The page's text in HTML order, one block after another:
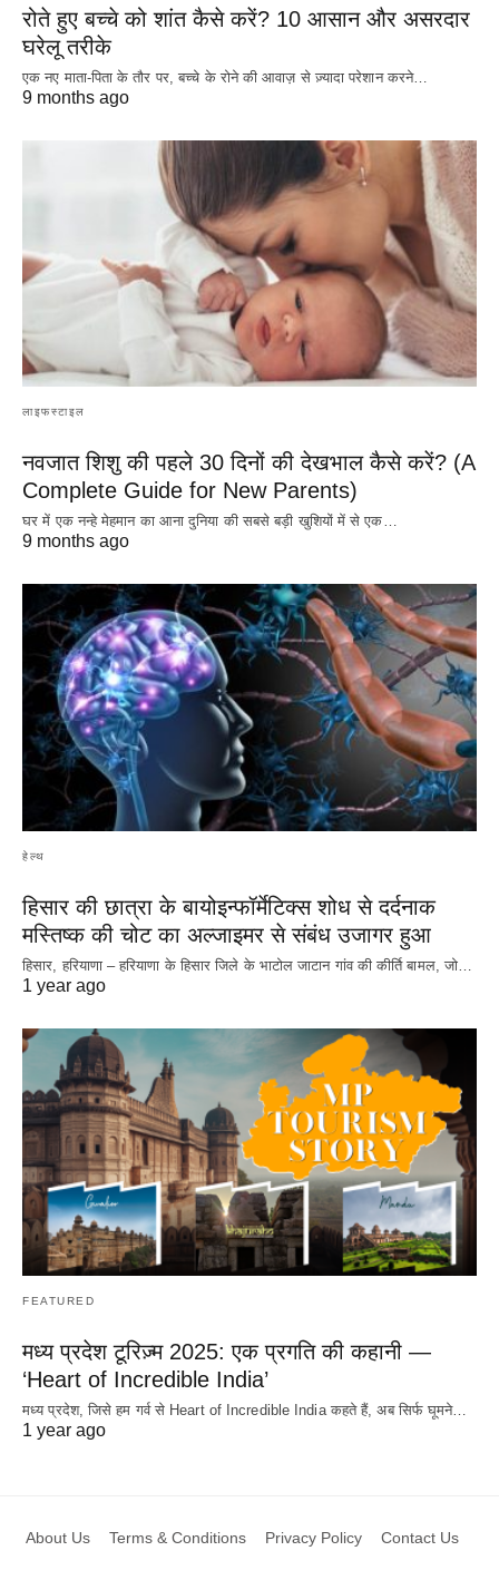
रोते हुए बच्चे को शांत कैसे करें? 10 आसान और असरदार
घरेलू तरीके
एक नए माता-पिता के तौर पर, बच्चे के रोने की आवाज़ से ज़्यादा परेशान करने…
9 months ago
लाइफस्टाइल
नवजात शिशु की पहले 30 दिनों की देखभाल कैसे करें? (A
Complete Guide for New Parents)
घर में एक नन्हे मेहमान का आना दुनिया की सबसे बड़ी खुशियों में से एक…
9 months ago
हेल्थ
हिसार की छात्रा के बायोइन्फॉर्मेटिक्स शोध से दर्दनाक
मस्तिष्क की चोट का अल्जाइमर से संबंध उजागर हुआ
हिसार, हरियाणा – हरियाणा के हिसार जिले के भाटोल जाटान गांव की कीर्ति बामल, जो…
1 year ago
FEATURED
मध्य प्रदेश टूरिज़्म 2025: एक प्रगति की कहानी —
‘Heart of Incredible India’
मध्य प्रदेश, जिसे हम गर्व से Heart of Incredible India कहते हैं, अब सिर्फ घूमने…
1 year ago
About Us Terms & Conditions Privacy Policy Contact Us